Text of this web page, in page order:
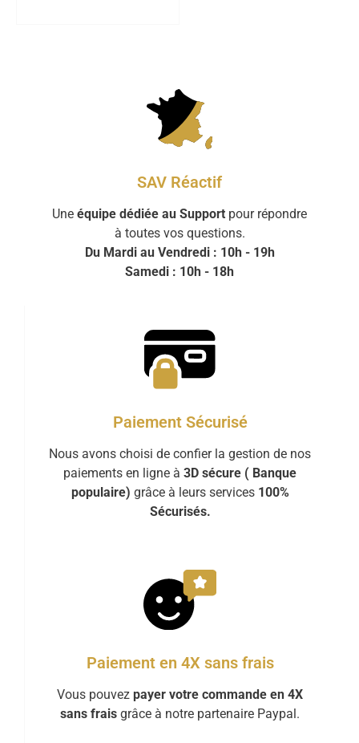
SAV Réactif
Une équipe dédiée au Support pour répondre
à toutes vos questions.
Du Mardi au Vendredi : 10h - 19h
Samedi : 10h - 18h
Paiement Sécurisé
Nous avons choisi de confier la gestion de nos
paiements en ligne à 3D sécure ( Banque
populaire) grâce à leurs services 100%
Sécurisés.
Paiement en 4X sans frais
Vous pouvez payer votre commande en 4X
sans frais grâce à notre partenaire Paypal.